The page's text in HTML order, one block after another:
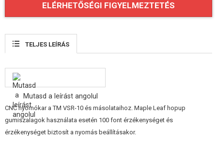
KIEGÉSZÍTŐK, HORDSZÍJAK
FEGYVER JAVÍTÁS ÉS KARBANTARTÁS
ÖNVÉDELMI FELSZERELÉSEK, KÉPZÉS, KÉSEK
CÉLOK, LŐLAP
ELÉRHETŐSÉGI FIGYELMEZTETÉS
TELJES LEÍRÁS
Mutasd a leírást angolul
CNC nyomókar a TM VSR-10 és másolataihoz. Maple Leaf hopup
gumiszalagok használata esetén 100 font érzékenységet és
érzékenységet biztosít a nyomás beállításakor.